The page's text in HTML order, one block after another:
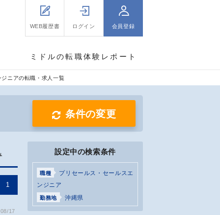
WEB履歴書 ログイン 会員登録
ミドルの転職体験レポート
ニアの転職・求人一覧
条件の変更
1
17
設定中の検索条件
職種
プリセールス・セールスエ
ンジニア
勤務地 沖縄県